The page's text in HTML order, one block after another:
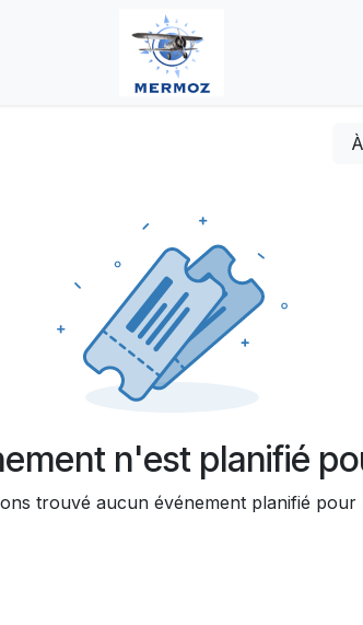
n'est planifié
trouvé aucun événement planifié pour